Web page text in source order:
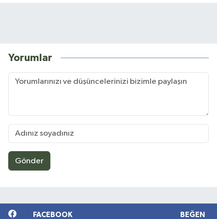
Yorumlar
Gönder
FACEBOOK BEĞEN